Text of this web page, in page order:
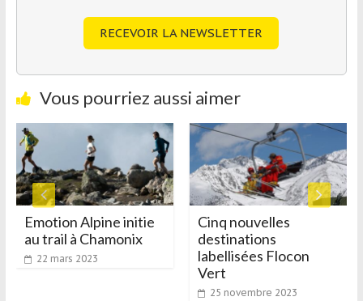
RECEVOIR LA NEWSLETTER
Vous pourriez aussi aimer
Emotion Alpine initie
au trail à Chamonix
22 mars 2023
Cinq nouvelles
destinations
labellisées Flocon
Vert
25 novembre 2023